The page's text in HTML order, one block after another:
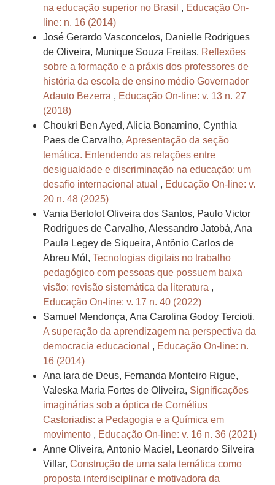
na educação superior no Brasil , Educação On-
line: n. 16 (2014)
José Gerardo Vasconcelos, Danielle Rodrigues
de Oliveira, Munique Souza Freitas, Reflexões
sobre a formação e a práxis dos professores de
história da escola de ensino médio Governador
Adauto Bezerra , Educação On-line: v. 13 n. 27
(2018)
Choukri Ben Ayed, Alicia Bonamino, Cynthia
Paes de Carvalho, Apresentação da seção
temática. Entendendo as relações entre
desigualdade e discriminação na educação: um
desafio internacional atual , Educação On-line: v.
20 n. 48 (2025)
Vania Bertolot Oliveira dos Santos, Paulo Victor
Rodrigues de Carvalho, Alessandro Jatobá, Ana
Paula Legey de Siqueira, Antônio Carlos de
Abreu Mól, Tecnologias digitais no trabalho
pedagógico com pessoas que possuem baixa
visão: revisão sistemática da literatura ,
Educação On-line: v. 17 n. 40 (2022)
Samuel Mendonça, Ana Carolina Godoy Tercioti,
A superação da aprendizagem na perspectiva da
democracia educacional , Educação On-line: n.
16 (2014)
Ana Iara de Deus, Fernanda Monteiro Rigue,
Valeska Maria Fortes de Oliveira, Significações
imaginárias sob a óptica de Cornélius
Castoriadis: a Pedagogia e a Química em
movimento , Educação On-line: v. 16 n. 36 (2021)
Anne Oliveira, Antonio Maciel, Leonardo Silveira
Villar, Construção de uma sala temática como
proposta interdisciplinar e motivadora da